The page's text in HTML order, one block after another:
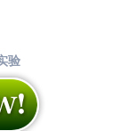
验